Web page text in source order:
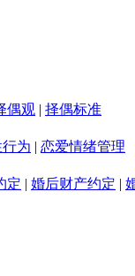
偶观 | 择偶标准
为 | 恋爱情绪管理
定 | 婚后财产约定 |